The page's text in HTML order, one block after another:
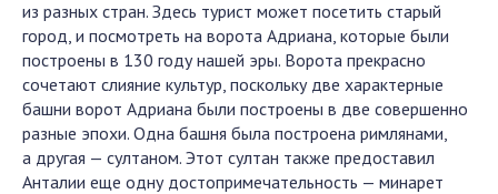
из разных стран. Здесь турист может посетить старый
город, и посмотреть на ворота Адриана, которые были
построены в 130 году нашей эры. Ворота прекрасно
сочетают слияние культур, поскольку две характерные
башни ворот Адриана были построены в две совершенно
разные эпохи. Одна башня была построена римлянами,
а другая — султаном. Этот султан также предоставил
Анталии еще одну достопримечательность — минарет